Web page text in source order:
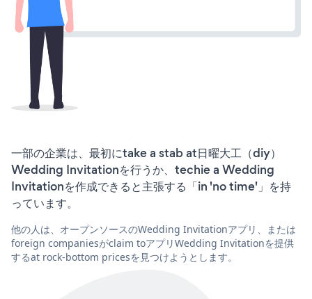
一部の企業は、最初にtake a stab at日曜大工（diy）
Wedding Invitationを行うか、techie a Wedding
Invitationを作成できると主張する「in 'no time'」を持
っています。
他の人は、オープンソースのWedding Invitationアプリ、または
foreign companiesがclaim toアプリWedding Invitationを提供
するat rock-bottom pricesを見つけようとします。